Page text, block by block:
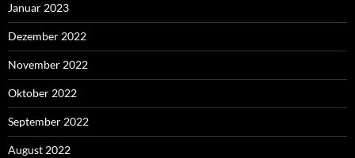
Januar 2023
Dezember 2022
November 2022
Oktober 2022
September 2022
August 2022